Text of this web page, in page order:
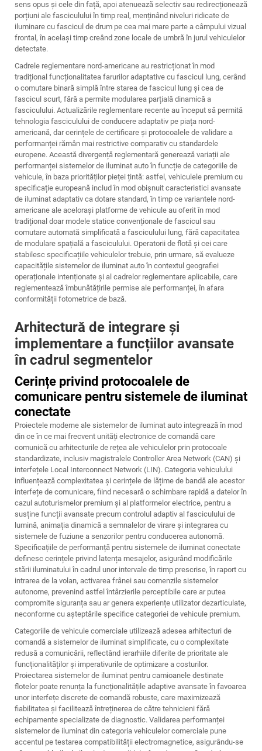
sens opus și cele din față, apoi atenuează selectiv sau redirecționează
porțiuni ale fasciculului în timp real, menținând niveluri ridicate de
iluminare cu fascicul de drum pe cea mai mare parte a câmpului vizual
frontal, în același timp creând zone locale de umbră în jurul vehiculelor
detectate.
Cadrele reglementare nord-americane au restricționat în mod
tradițional funcționalitatea farurilor adaptative cu fascicul lung, cerând
o comutare binară simplă între starea de fascicul lung și cea de
fascicul scurt, fără a permite modularea parțială dinamică a
fasciculului. Actualizările reglementare recente au început să permită
tehnologia fasciculului de conducere adaptativ pe piața nord-
americană, dar cerințele de certificare și protocoalele de validare a
performanței rămân mai restrictive comparativ cu standardele
europene. Această divergență reglementară generează variații ale
performanței sistemelor de iluminat auto în funcție de categoriile de
vehicule, în baza priorităților pieței țintă: astfel, vehiculele premium cu
specificație europeană includ în mod obișnuit caracteristici avansate
de iluminat adaptativ ca dotare standard, în timp ce variantele nord-
americane ale acelorași platforme de vehicule au oferit în mod
tradițional doar modele statice convenționale de fascicul sau
comutare automată simplificată a fasciculului lung, fără capacitatea
de modulare spațială a fasciculului. Operatorii de flotă și cei care
stabilesc specificațiile vehiculelor trebuie, prin urmare, să evalueze
capacitățile sistemelor de iluminat auto în contextul geografiei
operaționale intenționate și al cadrelor reglementare aplicabile, care
reglementează îmbunătățirile permise ale performanței, în afara
conformității fotometrice de bază.
Arhitectură de integrare și
implementare a funcțiilor avansate
în cadrul segmentelor
Cerințe privind protocoalele de
comunicare pentru sistemele de iluminat
conectate
Proiectele moderne ale sistemelor de iluminat auto integrează în mod
din ce în ce mai frecvent unități electronice de comandă care
comunică cu arhitecturile de rețea ale vehiculelor prin protocoale
standardizate, inclusiv magistralele Controller Area Network (CAN) și
interfețele Local Interconnect Network (LIN). Categoria vehiculului
influențează complexitatea și cerințele de lățime de bandă ale acestor
interfețe de comunicare, fiind necesară o schimbare rapidă a datelor în
cazul autoturismelor premium și al platformelor electrice, pentru a
susține funcții avansate precum controlul adaptiv al fasciculului de
lumină, animația dinamică a semnalelor de virare și integrarea cu
sistemele de fuziune a senzorilor pentru conducerea autonomă.
Specificațiile de performanță pentru sistemele de iluminat conectate
definesc cerințele privind latența mesajelor, asigurând modificările
stării iluminatului în cadrul unor intervale de timp prescrise, în raport cu
intrarea de la volan, activarea frânei sau comenzile sistemelor
autonome, prevenind astfel întârzierile perceptibile care ar putea
compromite siguranța sau ar genera experiențe utilizator dezarticulate,
neconforme cu așteptările specifice categoriei de vehicule premium.
Categoriile de vehicule comerciale utilizează adesea arhitecturi de
comandă a sistemelor de iluminat simplificate, cu o complexitate
redusă a comunicării, reflectând ierarhiile diferite de prioritate ale
funcționalităților și imperativurile de optimizare a costurilor.
Proiectarea sistemelor de iluminat pentru camioanele destinate
flotelor poate renunța la funcționalitățile adaptive avansate în favoarea
unor interfețe discrete de comandă robuste, care maximizează
fiabilitatea și facilitează întreținerea de către tehnicieni fără
echipamente specializate de diagnostic. Validarea performanței
sistemelor de iluminat din categoria vehiculelor comerciale pune
accentul pe testarea compatibilității electromagnetice, asigurându-se